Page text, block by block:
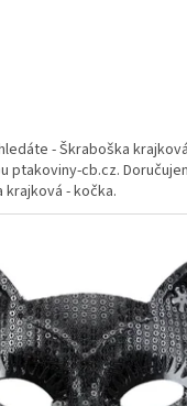
- Škraboška
ptakoviny-cb.cz.
- kočka.